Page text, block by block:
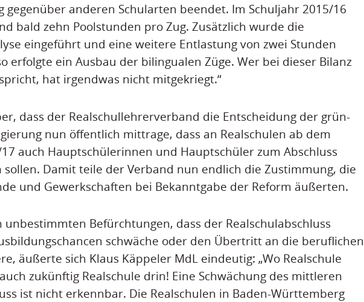
gegenüber anderen Schularten beendet. Im Schuljahr 2015/16
bald zehn Poolstunden pro Zug. Zusätzlich wurde die
eingeführt und eine weitere Entlastung von zwei Stunden
erfolgte ein Ausbau der bilingualen Züge. Wer bei dieser Bilanz
hat irgendwas nicht mitgekriegt.“
dass der Realschullehrerverband die Entscheidung der grün-
nun öffentlich mittrage, dass an Realschulen ab dem
auch Hauptschülerinnen und Hauptschüler zum Abschluss
Damit teile der Verband nun endlich die Zustimmung, die
und Gewerkschaften bei Bekanntgabe der Reform äußerten.
unbestimmten Befürchtungen, dass der Realschulabschluss
schwäche oder den Übertritt an die beruflichen
äußerte sich Klaus Käppeler MdL eindeutig: „Wo Realschule
zukünftig Realschule drin! Eine Schwächung des mittleren
ist nicht erkennbar. Die Realschulen in Baden-Württemberg